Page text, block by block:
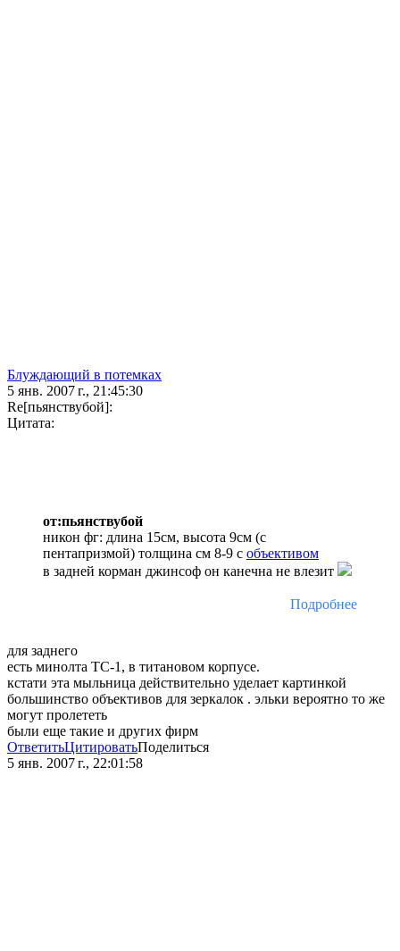
Блуждающий в потемках
5 янв. 2007 г., 21:45:30
Re[пьянствубой]:
Цитата:
от:пьянствубой
никон фг: длина 15см, высота 9см (с
пентапризмой) толщина см 8-9 с объективом
в задней корман джинсоф он канечна не влезит
Подробнее
для заднего
есть минолта ТС-1, в титановом корпусе.
кстати эта мыльница действительно уделает картинкой
большинство объективов для зеркалок . эльки вероятно то же
могут пролететь
были еще такие и других фирм
ОтветитьЦитироватьПоделиться
5 янв. 2007 г., 22:01:58